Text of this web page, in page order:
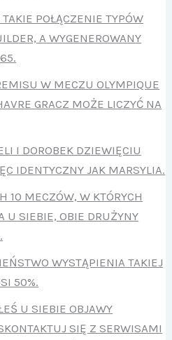
POŁĄCZENIE TYPÓW
A WYGENEROWANY
W MECZU OLYMPIQUE
GRACZ MOŻE LICZYĆ NA
I DOROBEK DZIEWIĘCIU
IDENTYCZNY JAK MARSYLIA.
10 MECZÓW, W KTÓRYCH
U SIEBIE, OBIE DRUŻYNY
WYSTĄPIENIA TAKIEJ
50%.
U SIEBIE OBJAWY
SIĘ Z SERWISAMI